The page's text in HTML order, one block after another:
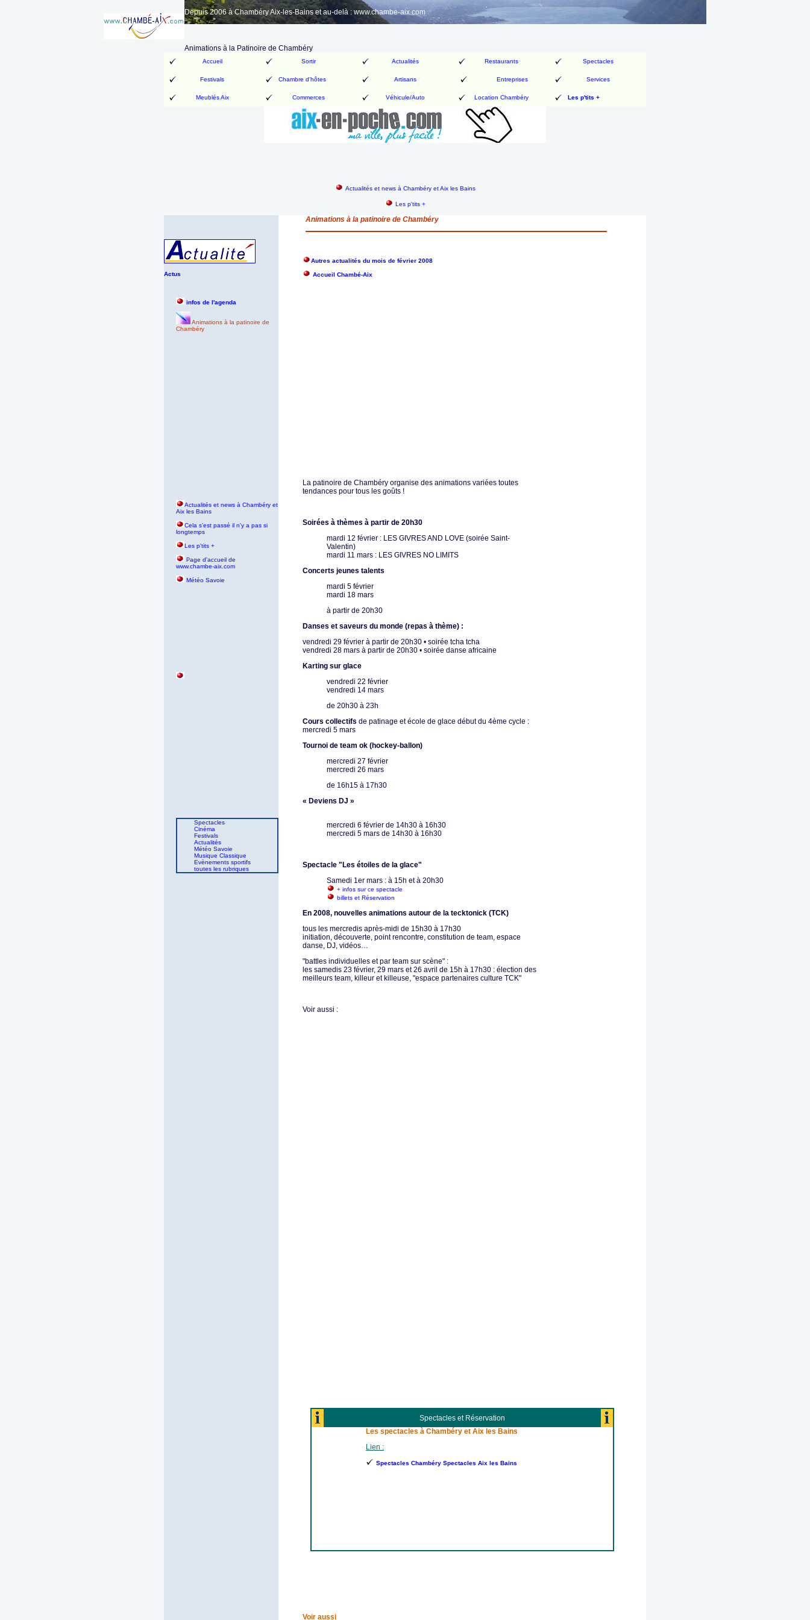
Depuis 2006 à Chambéry Aix-les-Bains et au-delà : www.chambe-aix.com
Animations à la Patinoire de Chambéry
Accueil Sortir Actualités Restaurants Spectacles
Festivals Chambre d'hôtes Artisans Entreprises Services
Meublés Aix Commerces Véhicule/Auto Location Chambéry Les p'tits +
Actualités et news à Chambéry et Aix les Bains
Les p'tits +
Animations à la patinoire de Chambéry
Actus
Autres actualités du mois de février 2008
Accueil Chambé-Aix
infos de l'agenda
Animations à la patinoire de
Chambéry
Actualités et news à Chambéry et
Aix les Bains
Cela s'est passé il n'y a pas si
longtemps
Les p'tits +
Page d'accueil de
www.chambe-aix.com
Météo Savoie
Spectacles
Cinéma
Festivals
Actualités
Météo Savoie
Musique Classique
Evènements sportifs
toutes les rubriques
La patinoire de Chambéry organise des animations variées toutes
tendances pour tous les goûts !
Soirées à thèmes à partir de 20h30
mardi 12 février : LES GIVRES AND LOVE (soirée Saint-
Valentin)
mardi 11 mars : LES GIVRES NO LIMITS
Concerts jeunes talents
mardi 5 février
mardi 18 mars
à partir de 20h30
Danses et saveurs du monde (repas à thème) :
vendredi 29 février à partir de 20h30 • soirée tcha tcha
vendredi 28 mars à partir de 20h30 • soirée danse africaine
Karting sur glace
vendredi 22 février
vendredi 14 mars
de 20h30 à 23h
Cours collectifs de patinage et école de glace début du 4ème cycle :
mercredi 5 mars
Tournoi de team ok (hockey-ballon)
mercredi 27 février
mercredi 26 mars
de 16h15 à 17h30
« Deviens DJ »
mercredi 6 février de 14h30 à 16h30
mercredi 5 mars de 14h30 à 16h30
Spectacle "Les étoiles de la glace"
Samedi 1er mars : à 15h et à 20h30
+ infos sur ce spectacle
billets et Réservation
En 2008, nouvelles animations autour de la tecktonick (TCK)
tous les mercredis après-midi de 15h30 à 17h30
initiation, découverte, point rencontre, constitution de team, espace
danse, DJ, vidéos…
"battles individuelles et par team sur scène" :
les samedis 23 février, 29 mars et 26 avril de 15h à 17h30 : élection des
meilleurs team, killeur et killeuse, "espace partenaires culture TCK"
Voir aussi :
Spectacles et Réservation
Les spectacles à Chambéry et Aix les Bains
Lien :
Spectacles Chambéry Spectacles Aix les Bains
Voir aussi